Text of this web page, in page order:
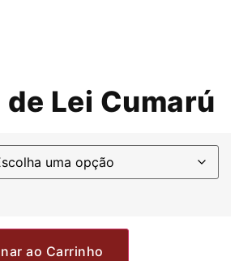
Lei Cumarú
ao Carrinho